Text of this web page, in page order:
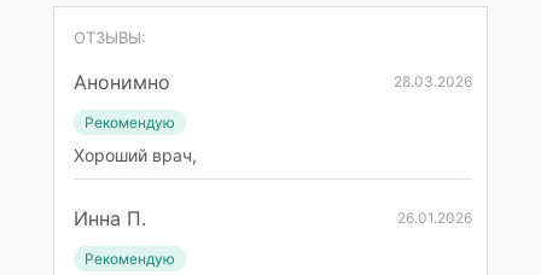
ОТЗЫВЫ:
Анонимно 28.03.2026
Рекомендую
Хороший врач,
Инна П. 26.01.2026
Рекомендую